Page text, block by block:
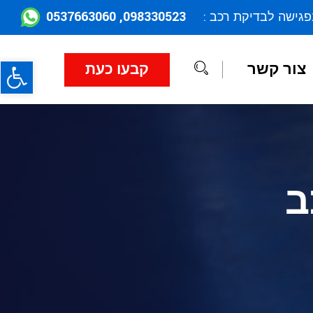
לבדיקת רכב : 098330523, 0537663060
צור קשר קבעו כעת